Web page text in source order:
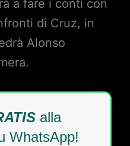
a fare i conti con
di Cruz, in
Alonso
alla
WhatsApp!